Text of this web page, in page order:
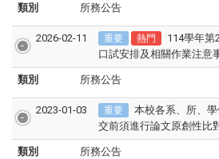
類別 所務公告
2026-02-11 重要 熱門 114學年第
口試安排及相關作業注意
類別 所務公告
2023-01-03 重要
本校各系、所、
交前須進行論文原創性比對
類別 所務公告